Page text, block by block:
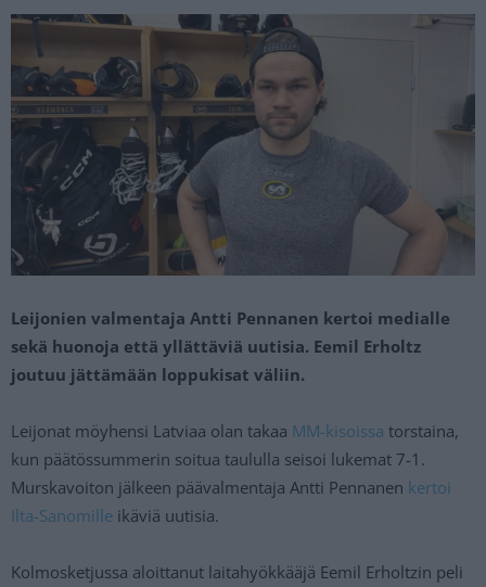
Leijonien valmentaja Antti Pennanen kertoi medialle
sekä huonoja että yllättäviä uutisia. Eemil Erholtz
joutuu jättämään loppukisat väliin.
Leijonat möyhensi Latviaa olan takaa MM-kisoissa torstaina,
kun päätössummerin soitua taululla seisoi lukemat 7-1.
Murskavoiton jälkeen päävalmentaja Antti Pennanen kertoi
Ilta-Sanomille ikäviä uutisia.
Kolmosketjussa aloittanut laitahyökkääjä Eemil Erholtzin peli